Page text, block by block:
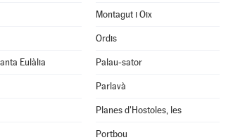
Montagut i Oix
Ordis
Eulàlia Palau-sator
Parlavà
Planes d'Hostoles, les
Portbou